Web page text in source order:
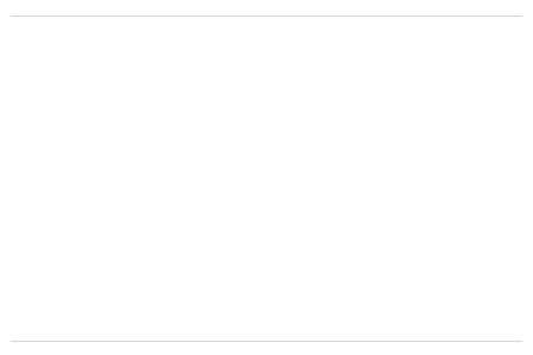
qu'il s'agisse de l'Equus ou de la Sonata. Voilà justement un